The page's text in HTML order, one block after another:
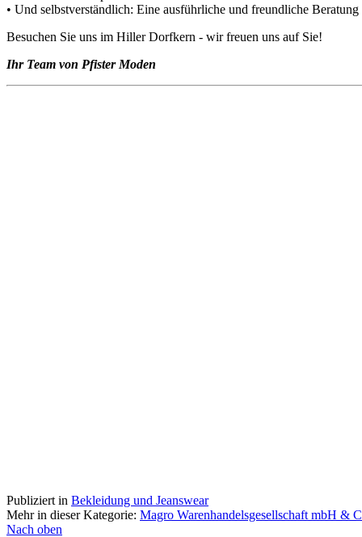
• Und selbstverständlich: Eine ausführliche und freundliche Beratung
Besuchen Sie uns im Hiller Dorfkern - wir freuen uns auf Sie!
Ihr Team von Pfister Moden
Publiziert in Bekleidung und Jeanswear
Mehr in dieser Kategorie: Magro Warenhandelsgesellschaft mbH &
Nach oben